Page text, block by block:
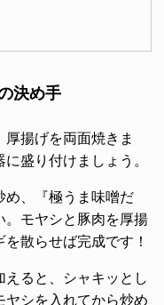
決め手
揚げを両面焼きま
盛り付けましょう。
め、『極うま味噌だ
。モヤシと豚肉を厚揚
散らせば完成です！
ると、シャキッとし
ヤシを入れてから炒め